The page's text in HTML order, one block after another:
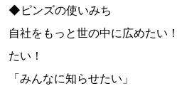
◆ピンズの使いみち
自社をもっと世の中に広めたい
たい！
「みんなに知らせたい」